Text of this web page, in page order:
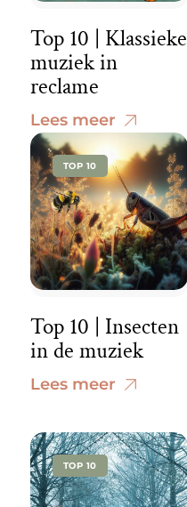
Top 10 | Klassieke
muziek in
reclame
Lees meer
TOP 10
Top 10 | Insecten
in de muziek
Lees meer
TOP 10